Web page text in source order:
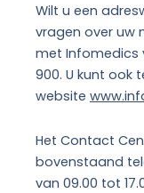
Wilt u een
vragen over uw
met Infomedics
900. U kunt ook
website
Het Contact
bovenstaand
van 09.00 tot